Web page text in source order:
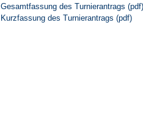
Gesamtfassung des Turnierantrags (pdf)
Kurzfassung des Turnierantrags (pdf)